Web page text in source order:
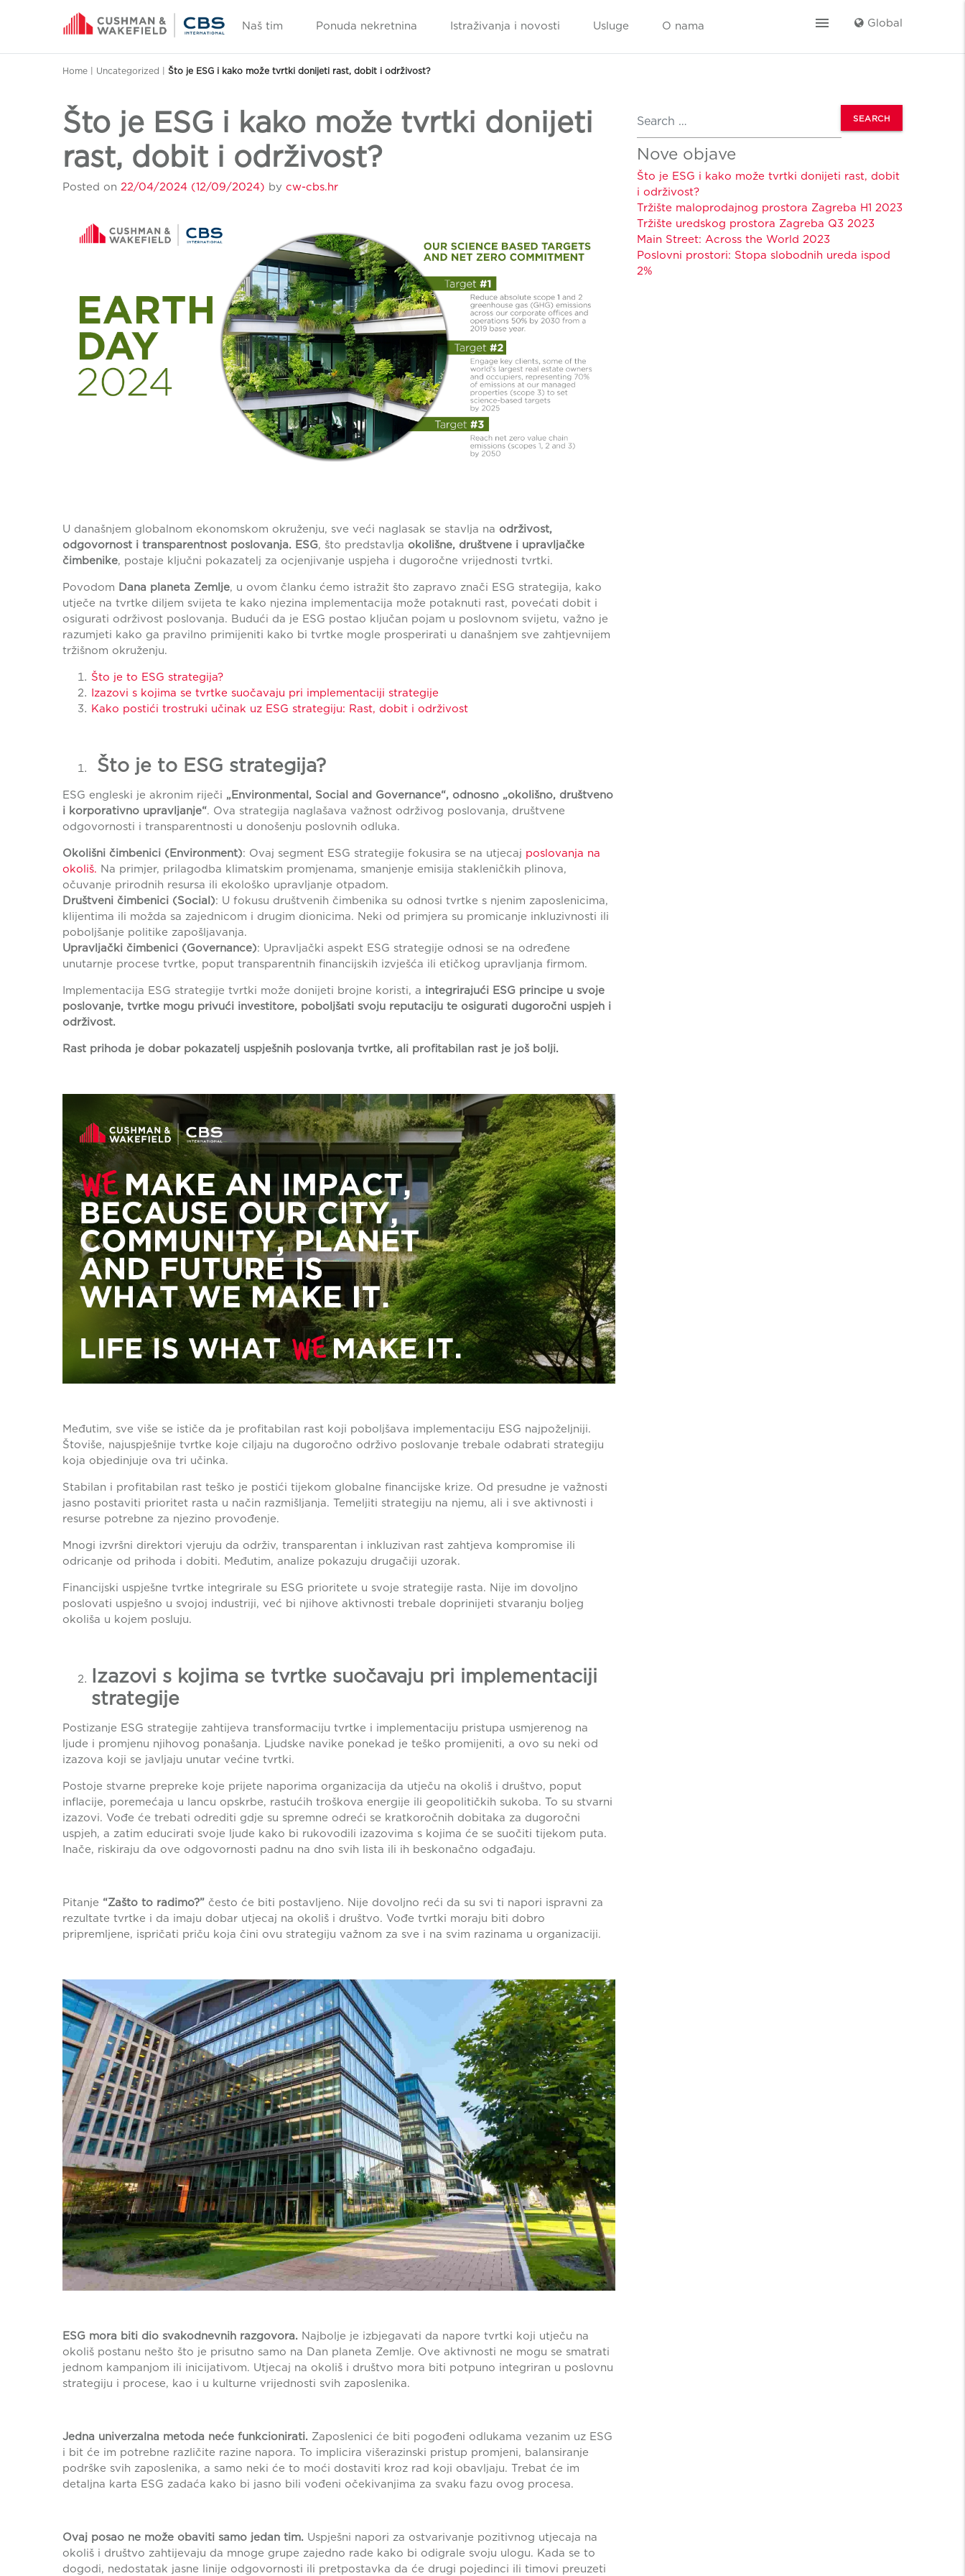
Naš tim Ponuda nekretnina Istraživanja i novosti Usluge O nama menu Global
Home Uncategorized Što je ESG i kako može tvrtki donijeti rast, dobit i održivost?
Što je ESG i kako može tvrtki donijeti
rast, dobit i održivost?
Posted on 22/04/2024 (12/09/2024) by cw-cbs.hr
U današnjem globalnom ekonomskom okruženju, sve veći naglasak se stavlja na održivost,
odgovornost i transparentnost poslovanja. ESG, što predstavlja okolišne, društvene i upravljačke
čimbenike, postaje ključni pokazatelj za ocjenjivanje uspjeha i dugoročne vrijednosti tvrtki.
Povodom Dana planeta Zemlje, u ovom članku ćemo istražit što zapravo znači ESG strategija, kako
utječe na tvrtke diljem svijeta te kako njezina implementacija može potaknuti rast, povećati dobit i
osigurati održivost poslovanja. Budući da je ESG postao ključan pojam u poslovnom svijetu, važno je
razumjeti kako ga pravilno primijeniti kako bi tvrtke mogle prosperirati u današnjem sve zahtjevnijem
tržišnom okruženju.
Što je to ESG strategija?
Izazovi s kojima se tvrtke suočavaju pri implementaciji strategije
Kako postići trostruki učinak uz ESG strategiju: Rast, dobit i održivost
Što je to ESG strategija?
ESG engleski je akronim riječi „Environmental, Social and Governance“, odnosno „okolišno, društveno
i korporativno upravljanje“. Ova strategija naglašava važnost održivog poslovanja, društvene
odgovornosti i transparentnosti u donošenju poslovnih odluka.
Okolišni čimbenici (Environment): Ovaj segment ESG strategije fokusira se na utjecaj poslovanja na
okoliš. Na primjer, prilagodba klimatskim promjenama, smanjenje emisija stakleničkih plinova,
očuvanje prirodnih resursa ili ekološko upravljanje otpadom.
Društveni čimbenici (Social): U fokusu društvenih čimbenika su odnosi tvrtke s njenim zaposlenicima,
klijentima ili možda sa zajednicom i drugim dionicima. Neki od primjera su promicanje inkluzivnosti ili
poboljšanje politike zapošljavanja.
Upravljački čimbenici (Governance): Upravljački aspekt ESG strategije odnosi se na određene
unutarnje procese tvrtke, poput transparentnih financijskih izvješća ili etičkog upravljanja firmom.
Implementacija ESG strategije tvrtki može donijeti brojne koristi, a integrirajući ESG principe u svoje
poslovanje, tvrtke mogu privući investitore, poboljšati svoju reputaciju te osigurati dugoročni uspjeh i
održivost.
Rast prihoda je dobar pokazatelj uspješnih poslovanja tvrtke, ali profitabilan rast je još bolji.
Međutim, sve više se ističe da je profitabilan rast koji poboljšava implementaciju ESG najpoželjniji.
Štoviše, najuspješnije tvrtke koje ciljaju na dugoročno održivo poslovanje trebale odabrati strategiju
koja objedinjuje ova tri učinka.
Stabilan i profitabilan rast teško je postići tijekom globalne financijske krize. Od presudne je važnosti
jasno postaviti prioritet rasta u način razmišljanja. Temeljiti strategiju na njemu, ali i sve aktivnosti i
resurse potrebne za njezino provođenje.
Mnogi izvršni direktori vjeruju da održiv, transparentan i inkluzivan rast zahtjeva kompromise ili
odricanje od prihoda i dobiti. Međutim, analize pokazuju drugačiji uzorak.
Financijski uspješne tvrtke integrirale su ESG prioritete u svoje strategije rasta. Nije im dovoljno
poslovati uspješno u svojoj industriji, već bi njihove aktivnosti trebale doprinijeti stvaranju boljeg
okoliša u kojem posluju.
Izazovi s kojima se tvrtke suočavaju pri implementaciji
strategije
Postizanje ESG strategije zahtijeva transformaciju tvrtke i implementaciju pristupa usmjerenog na
ljude i promjenu njihovog ponašanja. Ljudske navike ponekad je teško promijeniti, a ovo su neki od
izazova koji se javljaju unutar većine tvrtki.
Postoje stvarne prepreke koje prijete naporima organizacija da utječu na okoliš i društvo, poput
inflacije, poremećaja u lancu opskrbe, rastućih troškova energije ili geopolitičkih sukoba. To su stvarni
izazovi. Vođe će trebati odrediti gdje su spremne odreći se kratkoročnih dobitaka za dugoročni
uspjeh, a zatim educirati svoje ljude kako bi rukovodili izazovima s kojima će se suočiti tijekom puta.
Inače, riskiraju da ove odgovornosti padnu na dno svih lista ili ih beskonačno odgađaju.
Pitanje “Zašto to radimo?” često će biti postavljeno. Nije dovoljno reći da su svi ti napori ispravni za
rezultate tvrtke i da imaju dobar utjecaj na okoliš i društvo. Vođe tvrtki moraju biti dobro
pripremljene, ispričati priču koja čini ovu strategiju važnom za sve i na svim razinama u organizaciji.
ESG mora biti dio svakodnevnih razgovora. Najbolje je izbjegavati da napore tvrtki koji utječu na
okoliš postanu nešto što je prisutno samo na Dan planeta Zemlje. Ove aktivnosti ne mogu se smatrati
jednom kampanjom ili inicijativom. Utjecaj na okoliš i društvo mora biti potpuno integriran u poslovnu
strategiju i procese, kao i u kulturne vrijednosti svih zaposlenika.
Jedna univerzalna metoda neće funkcionirati. Zaposlenici će biti pogođeni odlukama vezanim uz ESG
i bit će im potrebne različite razine napora. To implicira višerazinski pristup promjeni, balansiranje
podrške svih zaposlenika, a samo neki će to moći dostaviti kroz rad koji obavljaju. Trebat će im
detaljna karta ESG zadaća kako bi jasno bili vođeni očekivanjima za svaku fazu ovog procesa.
Ovaj posao ne može obaviti samo jedan tim. Uspješni napori za ostvarivanje pozitivnog utjecaja na
okoliš i društvo zahtijevaju da mnoge grupe zajedno rade kako bi odigrale svoju ulogu. Kada se to
dogodi, nedostatak jasne linije odgovornosti ili pretpostavka da će drugi pojedinci ili timovi preuzeti
Nove objave
Što je ESG i kako može tvrtki donijeti rast, dobit
i održivost?
Tržište maloprodajnog prostora Zagreba H1 2023
Tržište uredskog prostora Zagreba Q3 2023
Main Street: Across the World 2023
Poslovni prostori: Stopa slobodnih ureda ispod
2%